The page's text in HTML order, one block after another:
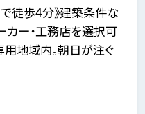
で徒歩4分》建築条件な
カー・工務店を選択可
地域内。朝日が注ぐ